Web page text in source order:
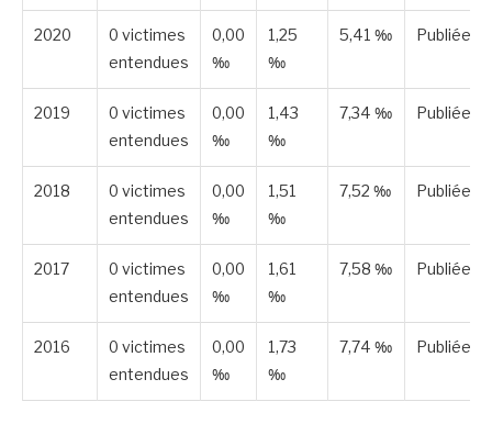
2020
0 victimes
entendues
0,00
‰
1,25
‰
5,41 ‰ Publiée
2019
0 victimes
entendues
0,00
‰
1,43
‰
7,34 ‰ Publiée
2018
0 victimes
entendues
0,00
‰
1,51
‰
7,52 ‰ Publiée
2017
0 victimes
entendues
0,00
‰
1,61
‰
7,58 ‰ Publiée
2016
0 victimes
entendues
0,00
‰
1,73
‰
7,74 ‰ Publiée